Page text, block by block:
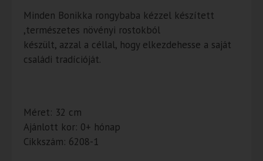
Minden Bonikka rongybaba kézzel készített
,természetes növényi rostokból
készült, azzal a céllal, hogy elkezdehesse a saját
családi tradícióját.
Méret: 32 cm
Ajánlott kor: 0+ hónap
Cikkszám: 6208-1